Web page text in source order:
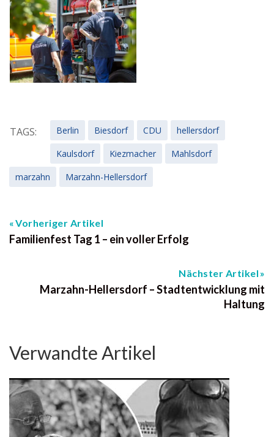
TAGS: Berlin Biesdorf CDU
hellersdorf
Kaulsdorf
Kiezmacher
Mahlsdorf
marzahn
Marzahn-Hellersdorf
Vorheriger Artikel
Familienfest Tag 1 – ein voller Erfolg
Nächster Artikel
Marzahn-Hellersdorf – Stadtentwicklung mit
Haltung
Verwandte Artikel